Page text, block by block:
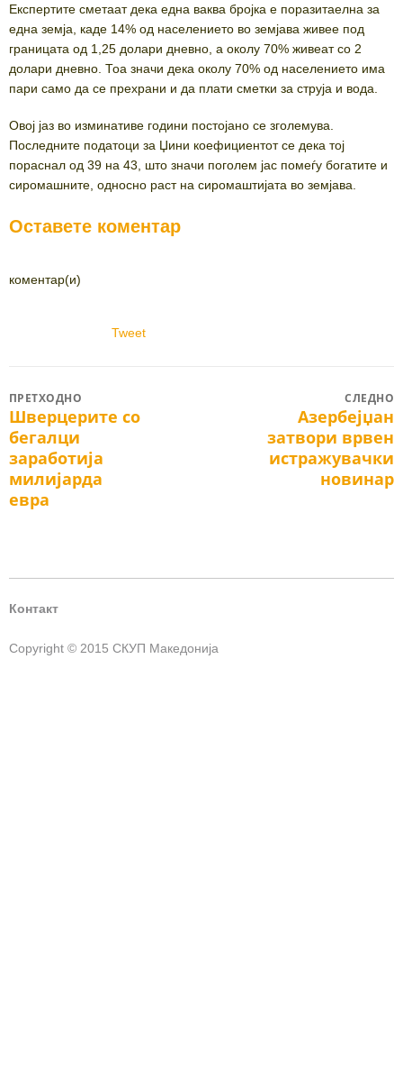
Експертите сметаат дека една ваква бројка е поразитаелна за
една земја, каде 14% од населението во земјава живее под
границата од 1,25 долари дневно, а околу 70% живеат со 2
долари дневно. Тоа значи дека околу 70% од населението има
пари само да се прехрани и да плати сметки за струја и вода.
Овој јаз во изминативе години постојано се зголемува.
Последните податоци за Џини коефициентот се дека тој
пораснал од 39 на 43, што значи поголем јас помеѓу богатите и
сиромашните, односно раст на сиромаштијата во земјава.
Оставете коментар
коментар(и)
Tweet
Post
navigation
ПРЕТХОДНО
Previous
post:
Шверцерите со
бегалци
заработија
милијарда
евра
СЛЕДНО
post:
Азербејџан
затвори врвен
истражувачки
новинар
Контакт
Copyright © 2015 СКУП Македонија